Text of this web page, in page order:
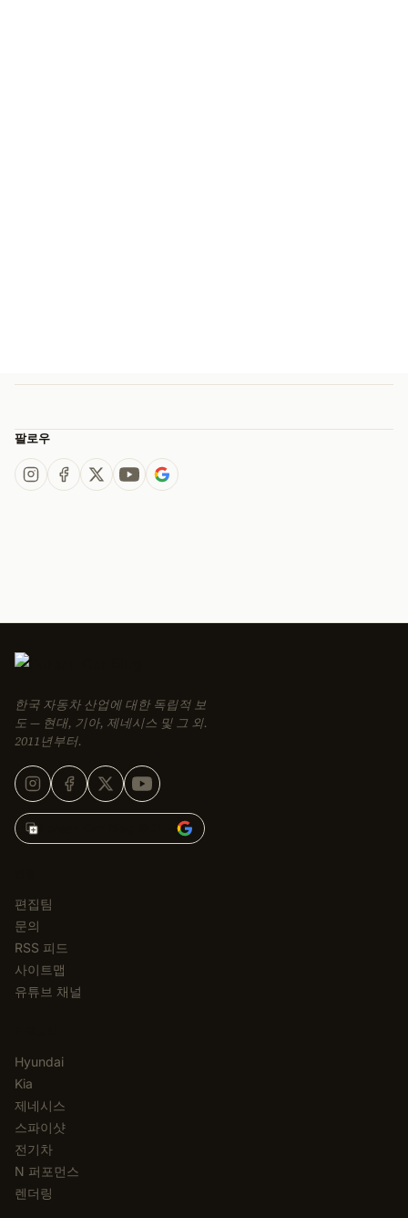
팔로우
한국 자동차 산업에 대한 독립적 보
도 — 현대, 기아, 제네시스 및 그 외.
2011년부터.
Korean Car Blog 추가 →
편집팀
문의
RSS 피드
사이트맵
유튜브 채널
Hyundai
Kia
제네시스
스파이샷
전기차
N 퍼포먼스
렌더링